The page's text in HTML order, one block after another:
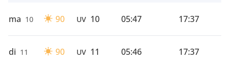
ma 10 90 UV 10 05:47 17:37
di 11 90 UV 11 05:46 17:37